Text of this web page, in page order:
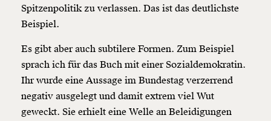
Spitzenpolitik zu verlassen. Das ist das deutlichste
Beispiel.
Es gibt aber auch subtilere Formen. Zum Beispiel
sprach ich für das Buch mit einer Sozialdemokratin.
Ihr wurde eine Aussage im Bundestag verzerrend
negativ ausgelegt und damit extrem viel Wut
geweckt. Sie erhielt eine Welle an Beleidigungen